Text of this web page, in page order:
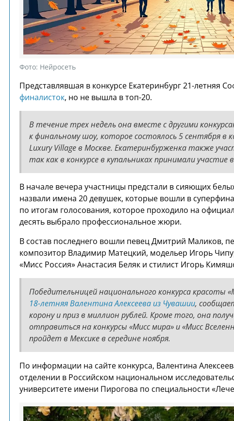
Фото: Нейросеть
Представлявшая в конкурсе Екатеринбург 21-летняя
финалисток, но не вышла в топ-20.
В течение трех недель она вместе с другими
к финальному шоу, которое состоялось 5 сентября в
Luxury Village в Москве. Екатеринбурженка также
так как в конкурсе в купальниках принимали участие
В начале вечера участницы предстали в сияющих
назвали имена 20 девушек, которые вошли в
по итогам голосования, которое проходило на
десять выбрало профессиональное жюри.
В состав последнего вошли певец Дмитрий Маликов,
композитор Владимир Матецкий, модельер Игорь
«Мисс Россия» Анастасия Беляк и стилист Игорь
Победительницей национального конкурса красоты
18-летняя Валентина Алексеева из Чувашии,
корону и приз в миллион рублей. Кроме того, она
отправиться на конкурсы «Мисс мира» и «Мисс
пройдет в Мексике в середине ноября.
По информации на сайте конкурса, Валентина
отделении в Российском национальном
университете имени Пирогова по специальности